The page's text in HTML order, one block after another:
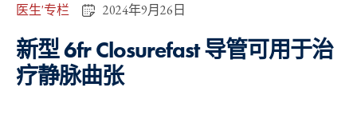
医生'专栏 2024年9月26日
新型 6fr Closurefast 导管可用于治
疗静脉曲张